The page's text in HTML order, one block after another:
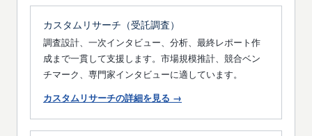
カスタムリサーチ（受託調査）
調査設計、一次インタビュー、分析、最終レポート作
成まで一貫して支援します。市場規模推計、競合ベン
チマーク、専門家インタビューに適しています。
カスタムリサーチの詳細を見る →